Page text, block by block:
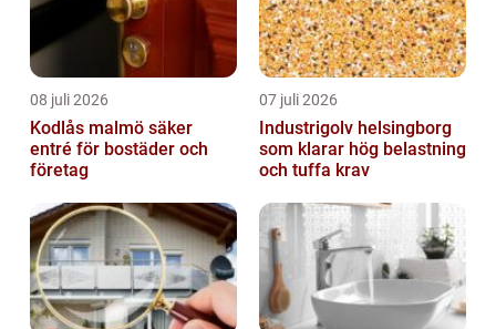
08 juli 2026
Kodlås malmö säker
entré för bostäder och
företag
07 juli 2026
Industrigolv helsingborg
som klarar hög belastning
och tuffa krav